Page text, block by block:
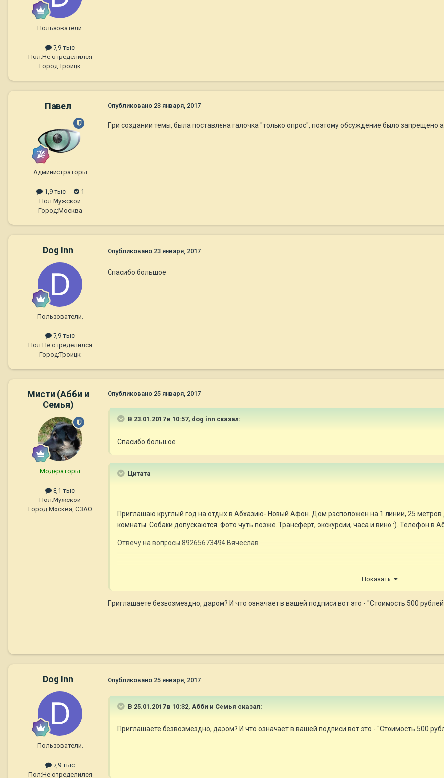
Пользователи.
7,9 тыс
Пол:Не определился
Город:Троицк
Павел
Администраторы
1,9 тыс
1
Пол:Мужской
Город:Москва
Опубликовано 23 января, 2017
При создании темы, была поставлена галочка "только опрос", поэтому обсуждение было запрещено
Dog Inn
Пользователи.
7,9 тыс
Пол:Не определился
Город:Троицк
Опубликовано 23 января, 2017
Спасибо большое
Мисти (Абби и
Семья)
Модераторы
8,1 тыс
Пол:Мужской
Город:Москва, СЗАО
Опубликовано 25 января, 2017
В 23.01.2017 в 10:57, dog inn сказал:
Спасибо большое
Цитата
Приглашаю круглый год на отдых в Абхазию- Новый Афон. Дом расположен на 1 линии, 25
комнаты. Собаки допускаются. Фото чуть позже. Трансферт, экскурсии, часа и вино :). Телефон в
Отвечу на вопросы 89265673494 Вячеслав
Показать
Приглашаете безвозмездно, даром? И что означает в вашей подписи вот это - "Стоимость 500
Dog Inn
Пользователи.
7,9 тыс
Пол:Не определился
Опубликовано 25 января, 2017
В 25.01.2017 в 10:32, Абби и Семья сказал:
Приглашаете безвозмездно, даром? И что означает в вашей подписи вот это - "Стоимость 500